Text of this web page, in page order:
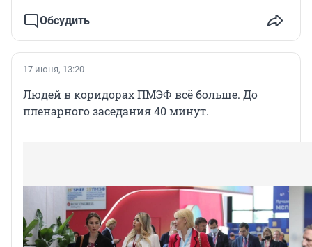
Обсудить
17 июня, 13:20
Людей в коридорах ПМЭФ всё больше. До
пленарного заседания 40 минут.